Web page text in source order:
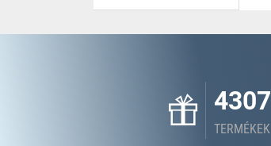
4307
TERMÉKEK